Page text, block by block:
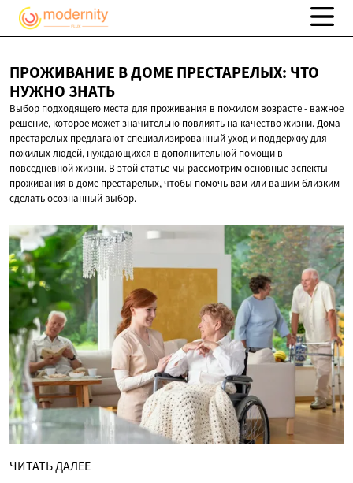
ПРОЖИВАНИЕ В ДОМЕ ПРЕСТАРЕЛЫХ: ЧТО
НУЖНО ЗНАТЬ
Выбор подходящего места для проживания в пожилом возрасте - важное
решение, которое может значительно повлиять на качество жизни. Дома
престарелых предлагают специализированный уход и поддержку для
пожилых людей, нуждающихся в дополнительной помощи в
повседневной жизни. В этой статье мы рассмотрим основные аспекты
проживания в доме престарелых, чтобы помочь вам или вашим близким
сделать осознанный выбор.
ЧИТАТЬ ДАЛЕЕ